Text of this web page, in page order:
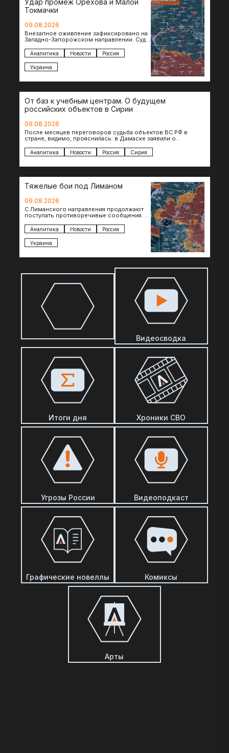
Удар промеж Орехова и Малой
Токмачки
09.08.2026
Внезапное оживление зафиксировано на
Западно-Запорожском направлении. Судя
подразделения предприняли рывок в
сторону западных окраин Малой
Токмачки…
Аналитика Новости Россия
Украина
От баз к учебным центрам. О будущем
российских объектов в Сирии
09.08.2026
После месяцев переговоров судьба объектов ВС РФ в
стране, видимо, прояснилась: в Дамаске заявили о
Аналитика Новости Россия Сирия
Тяжелые бои под Лиманом
09.08.2026
С Лиманского направления продолжают
поступать противоречивые сообщения. В
продолжаются ожесточенные бои, а из
некоторых уже длительное время…
Аналитика Новости Россия
Украина
Видеосводка
Итоги дня Хроники СВО
Угрозы России Видеоподкаст
Графические новеллы Комиксы
Арты